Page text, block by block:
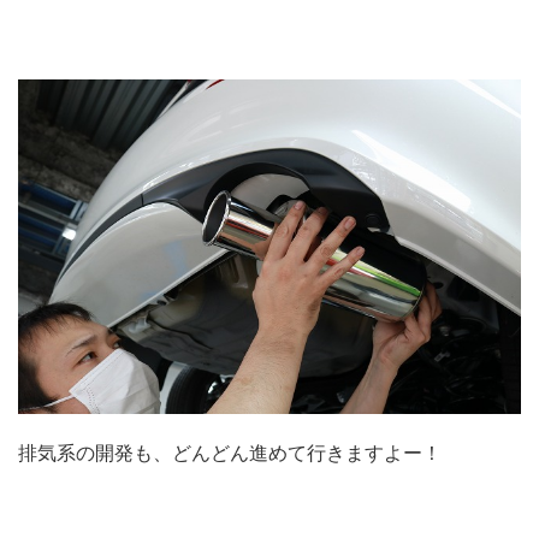
排気系の開発も、どんどん進めて行きますよー！